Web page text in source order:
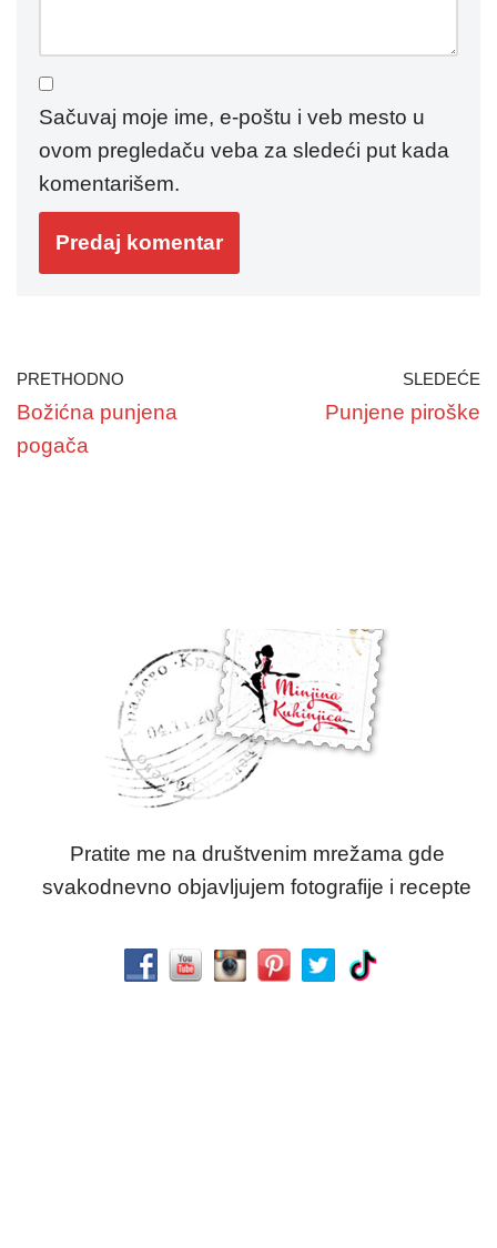
Sačuvaj moje ime, e-poštu i veb mesto u
ovom pregledaču veba za sledeći put kada
komentarišem.
PRETHODNO
Božićna punjena
pogača
SLEDEĆE
Punjene piroške
Pratite me na društvenim mrežama gde
svakodnevno objavljujem fotografije i recepte